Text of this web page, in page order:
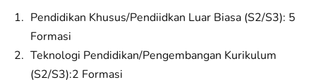
Pendidikan Khusus/Pendiidkan Luar Biasa (S2/S3): 5
Formasi
Teknologi Pendidikan/Pengembangan Kurikulum
(S2/S3):2 Formasi